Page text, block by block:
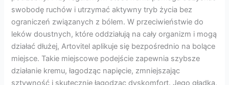
swobodę ruchów i utrzymać aktywny tryb życia bez
ograniczeń związanych z bólem. W przeciwieństwie do
leków doustnych, które oddziałują na cały organizm i mogą
działać dłużej, Artovitel aplikuje się bezpośrednio na bolące
miejsce. Takie miejscowe podejście zapewnia szybsze
działanie kremu, łagodząc napięcie, zmniejszając
sztywność i skutecznie łagodząc dyskomfort. Jego gładka,